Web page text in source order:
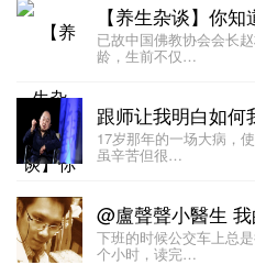
【养生杂谈】你
已故中国佛教协会会长
龄，生前不仅…
17岁那年的一场大病，
虽辛苦但很…
@盧聲聲小醫生
下班的时候公交车上总
个小时，读完…